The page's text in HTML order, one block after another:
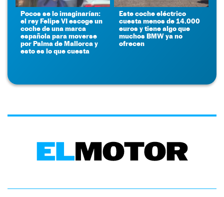
Pocos se lo imaginarían:
el rey Felipe VI escoge un
coche de una marca
española para moverse
por Palma de Mallorca y
esto es lo que cuesta
Este coche eléctrico
cuesta menos de 14.000
euros y tiene algo que
muchos BMW ya no
ofrecen